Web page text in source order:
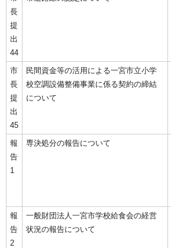
長
提
出
44
市
長
提
出
45
民間資金等の活用による一宮市立小学
校空調設備整備事業に係る契約の締結
について
報
告
1
専決処分の報告について
報
告
2
一般財団法人一宮市学校給食会の経営
状況の報告について